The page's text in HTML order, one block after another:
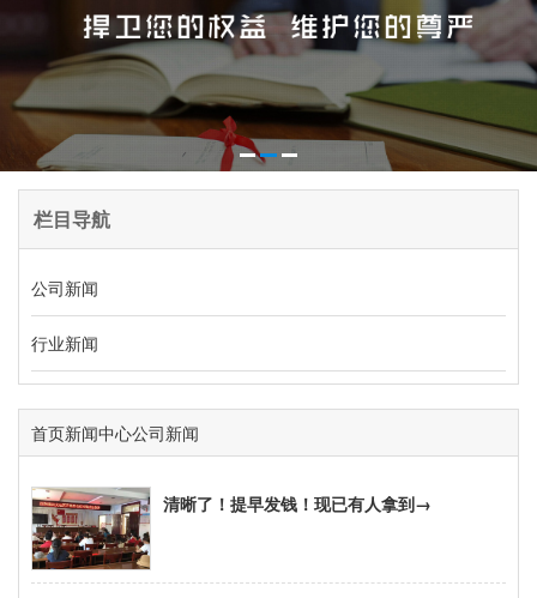
栏目导航
公司新闻
行业新闻
首页新闻中心公司新闻
清晰了！提早发钱！现已有人拿到→